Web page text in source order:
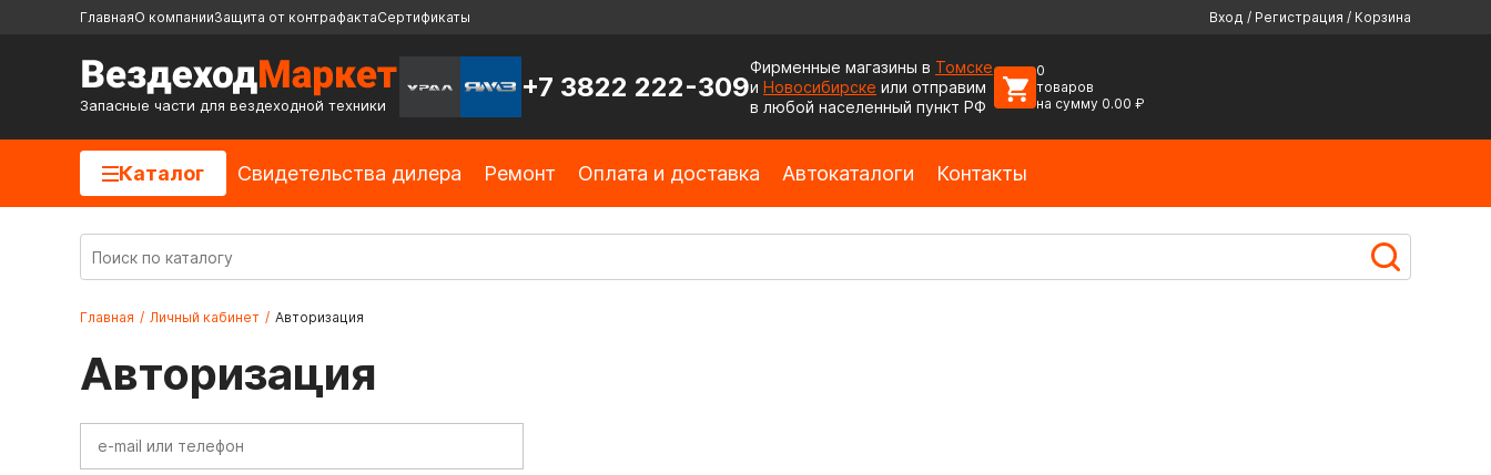
ГлавнаяО компанииЗащита от контрафактаСертификаты Вход / Регистрация / Корзина
Запасные части для вездеходной техники
+7 3822 222-309
Фирменные магазины в Томске
и Новосибирске или отправим
в любой населенный пункт РФ
0
товаров
на сумму 0.00 ₽
Каталог Cвидетельства дилера Ремонт Оплата и доставка Автокаталоги Контакты
Главная / Личный кабинет / Авторизация
Авторизация